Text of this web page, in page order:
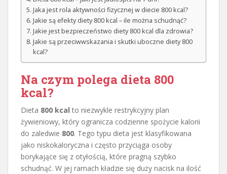
Jaka jest rola aktywności fizycznej w diecie 800 kcal?
Jakie są efekty diety 800 kcal – ile można schudnąć?
Jakie jest bezpieczeństwo diety 800 kcal dla zdrowia?
Jakie są przeciwwskazania i skutki uboczne diety 800
kcal?
Na czym polega dieta 800
kcal?
Dieta 800 kcal to niezwykle restrykcyjny plan
żywieniowy, który ogranicza codzienne spożycie kalorii
do zaledwie 800. Tego typu dieta jest klasyfikowana
jako niskokaloryczna i często przyciąga osoby
borykające się z otyłością, które pragną szybko
schudnąć. W jej ramach kładzie się duży nacisk na ilość